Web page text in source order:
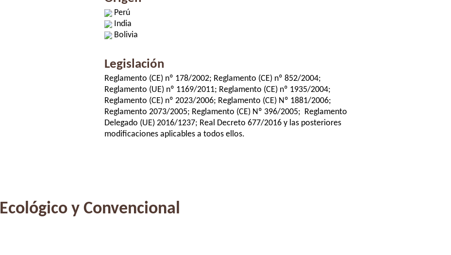
Perú
India
Bolivia
Legislación
Reglamento (CE) nº 178/2002; Reglamento (CE) nº 852/2004;
Reglamento (UE) nº 1169/2011; Reglamento (CE) nº 1935/2004;
Reglamento (CE) nº 2023/2006; Reglamento (CE) Nº 1881/2006;
Reglamento 2073/2005; Reglamento (CE) Nº 396/2005; Reglamento
Delegado (UE) 2016/1237; Real Decreto 677/2016 y las posteriores
modificaciones aplicables a todos ellos.
Ecológico y Convencional